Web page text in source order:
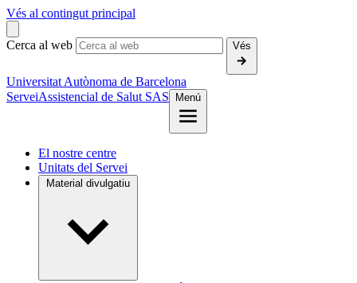
Vés al contingut principal
Cerca al web Vés
Universitat Autònoma de Barcelona
ServeiAssistencial de Salut SAS Menú
El nostre centre
Unitats del Servei
Material divulgatiu